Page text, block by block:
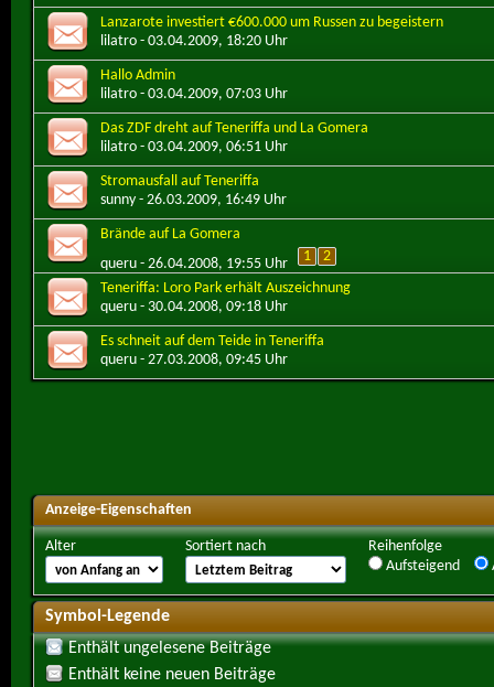
Lanzarote investiert €600.000 um Russen zu begeistern
lilatro - 03.04.2009, 18:20 Uhr
Hallo Admin
lilatro - 03.04.2009, 07:03 Uhr
Das ZDF dreht auf Teneriffa und La Gomera
lilatro - 03.04.2009, 06:51 Uhr
Stromausfall auf Teneriffa
sunny - 26.03.2009, 16:49 Uhr
Brände auf La Gomera
queru - 26.04.2008, 19:55 Uhr 1
2
Teneriffa: Loro Park erhält Auszeichnung
queru - 30.04.2008, 09:18 Uhr
Es schneit auf dem Teide in Teneriffa
queru - 27.03.2008, 09:45 Uhr
Anzeige-Eigenschaften
Alter Sortiert nach
Reihenfolge
Aufsteigend
Symbol-Legende
Enthält ungelesene Beiträge
Enthält keine neuen Beiträge